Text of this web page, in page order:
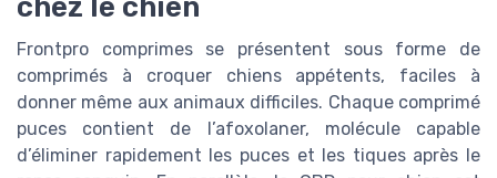
Frontpro comprimes se présentent sous forme de
comprimés à croquer chiens appétents, faciles à
donner même aux animaux difficiles. Chaque comprimé
puces contient de l’afoxolaner, molécule capable
d’éliminer rapidement les puces et les tiques après le